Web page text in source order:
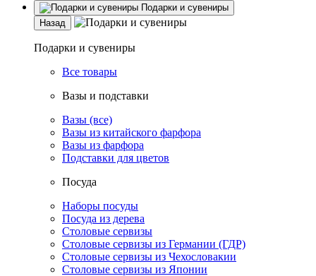
Подарки и сувениры
Назад
Подарки и сувениры
Все товары
Вазы и подставки
Вазы (все)
Вазы из китайского фарфора
Вазы из фарфора
Подставки для цветов
Посуда
Наборы посуды
Посуда из дерева
Столовые сервизы
Столовые сервизы из Германии (ГДР)
Столовые сервизы из Чехословакии
Столовые сервизы из Японии